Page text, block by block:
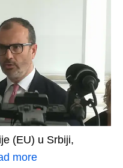
(EU) u Srbiji,
more